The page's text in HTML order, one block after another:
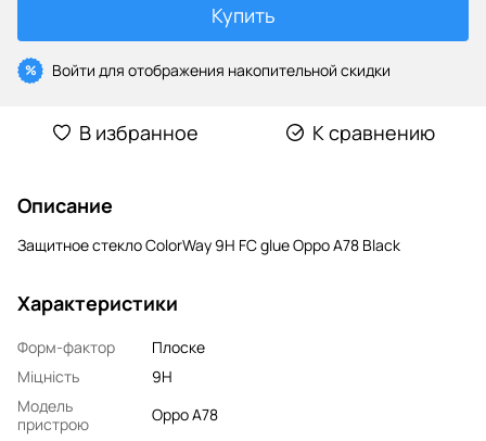
Купить
% Войти для отображения накопительной скидки
В избранное К сравнению
Описание
Защитное стекло ColorWay 9H FC glue Oppo A78 Black
Характеристики
Форм-фактор
Плоске
Міцність
9H
Модель
пристрою
Oppo A78